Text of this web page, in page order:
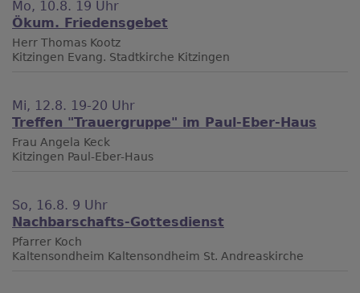
Mo, 10.8. 19 Uhr
Ökum. Friedensgebet
Herr Thomas Kootz
Kitzingen Evang. Stadtkirche Kitzingen
Mi, 12.8. 19-20 Uhr
Treffen "Trauergruppe" im Paul-Eber-Haus
Frau Angela Keck
Kitzingen Paul-Eber-Haus
So, 16.8. 9 Uhr
Nachbarschafts-Gottesdienst
Pfarrer Koch
Kaltensondheim Kaltensondheim St. Andreaskirche